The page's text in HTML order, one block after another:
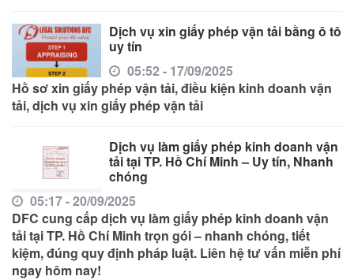
Dịch vụ xin giấy phép vận tải bằng ô tô
uy tín
05:52 - 17/09/2025
Hồ sơ xin giấy phép vận tải, điều kiện kinh doanh vận
tải, dịch vụ xin giấy phép vận tải
Dịch vụ làm giấy phép kinh doanh vận
tải tại TP. Hồ Chí Minh – Uy tín, Nhanh
chóng
05:17 - 20/09/2025
DFC cung cấp dịch vụ làm giấy phép kinh doanh vận
tải tại TP. Hồ Chí Minh trọn gói – nhanh chóng, tiết
kiệm, đúng quy định pháp luật. Liên hệ tư vấn miễn phí
ngay hôm nay!